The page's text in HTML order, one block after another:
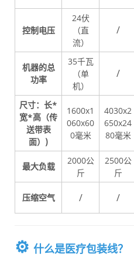
控制电压
24伏
（直
流）
/
机器的总
功率
35千瓦
（单
机）
/
尺寸：长*
宽*高（传
送带表
面） )
1600x1
060x60
0毫米
4030x2
650x24
80毫米
最大负载
2000公
斤
2500公
斤
压缩空气 / /
⚙️ 什么是医疗包装线？